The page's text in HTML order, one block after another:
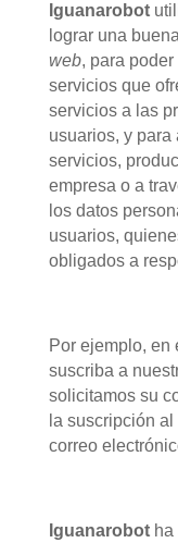
Iguanarobot
lograr una
web, para
servicios que
servicios a las
usuarios, y
servicios,
empresa o a
los datos
usuarios,
obligados a
Por ejemplo, en
suscriba a
solicitamos su
la suscripción
correo
Iguanarobotha